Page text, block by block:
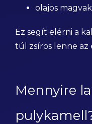
olajos
Ez segít elérni a
túl zsíros lenne az
Mennyire